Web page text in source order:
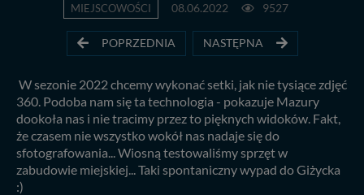
MIEJSCOWOŚCI 08.06.2022 9527
POPRZEDNIA NASTĘPNA
W sezonie 2022 chcemy wykonać setki, jak nie tysiące zdjęć
360. Podoba nam się ta technologia - pokazuje Mazury
dookoła nas i nie tracimy przez to pięknych widoków. Fakt,
że czasem nie wszystko wokół nas nadaje się do
sfotografowania... Wiosną testowaliśmy sprzęt w
zabudowie miejskiej... Taki spontaniczny wypad do Giżycka
:)